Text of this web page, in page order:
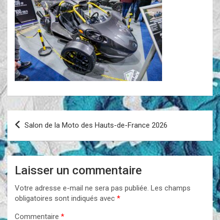
Navigation
de
l’article
Salon de la Moto des Hauts-de-France 2026
Laisser un commentaire
Votre adresse e-mail ne sera pas publiée. Les champs
obligatoires sont indiqués avec *
Commentaire *